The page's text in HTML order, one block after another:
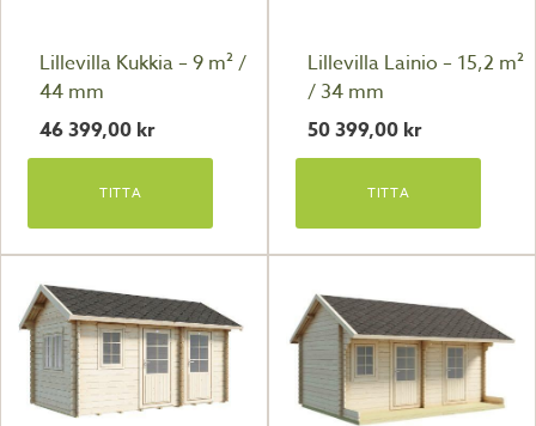
Lillevilla Kukkia – 9 m² /
44 mm
46 399,00 kr
TITTA
Lillevilla Lainio – 15,2 m²
/ 34 mm
50 399,00 kr
TITTA